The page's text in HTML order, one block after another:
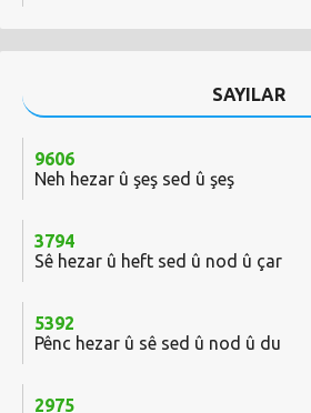
SAYILAR
9606
Neh hezar û şeş sed û şeş
3794
Sê hezar û heft sed û nod û çar
5392
Pênc hezar û sê sed û nod û du
2975